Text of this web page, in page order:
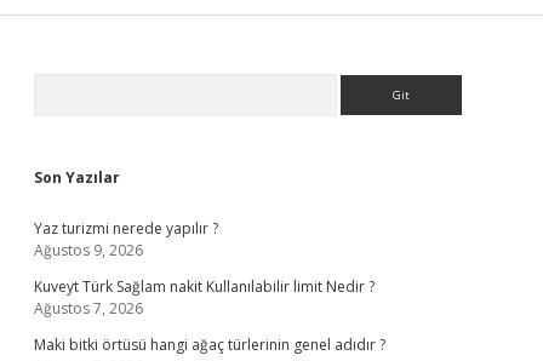
Son Yazılar
Yaz turizmi nerede yapılır ?
Ağustos 9, 2026
Kuveyt Türk Sağlam nakit Kullanılabilir limit Nedir ?
Ağustos 7, 2026
Maki bitki örtüsü hangi ağaç türlerinin genel adıdır ?